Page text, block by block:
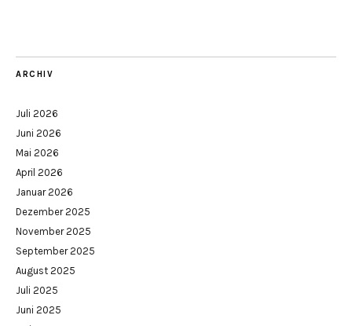
ARCHIV
Juli 2026
Juni 2026
Mai 2026
April 2026
Januar 2026
Dezember 2025
November 2025
September 2025
August 2025
Juli 2025
Juni 2025